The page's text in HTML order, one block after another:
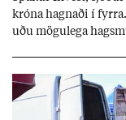
króna hagn­aði í
uðu mögu­lega